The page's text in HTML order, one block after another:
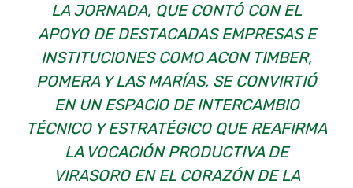
LA JORNADA, QUE CONTÓ CON EL
APOYO DE DESTACADAS EMPRESAS E
INSTITUCIONES COMO ACON TIMBER,
POMERA Y LAS MARÍAS, SE CONVIRTIÓ
EN UN ESPACIO DE INTERCAMBIO
TÉCNICO Y ESTRATÉGICO QUE REAFIRMA
LA VOCACIÓN PRODUCTIVA DE
VIRASORO EN EL CORAZÓN DE LA